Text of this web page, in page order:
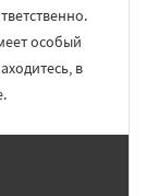
особый
в